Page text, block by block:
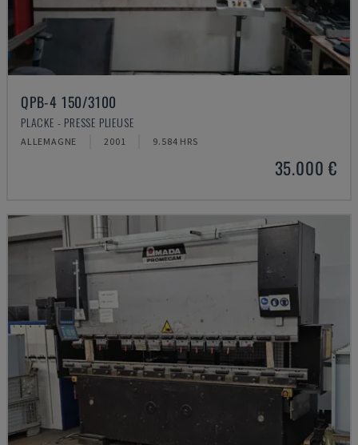
QPB-4 150/3100
PLACKE - PRESSE PLIEUSE
ALLEMAGNE 2001 9.584 HRS
35.000 €